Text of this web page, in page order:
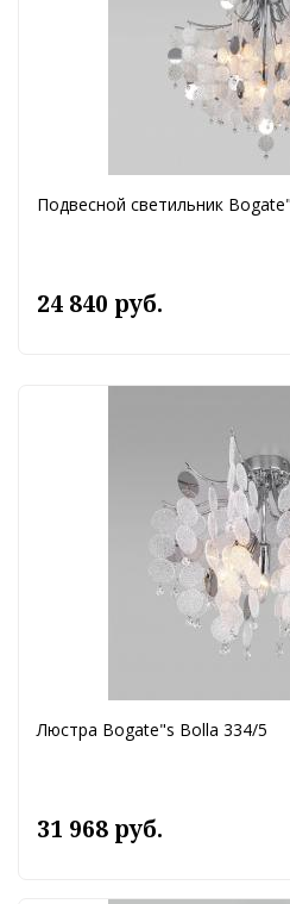
Подвесной светильник
24 840 руб.
Люстра Bogate"s Bolla 334/5
31 968 руб.